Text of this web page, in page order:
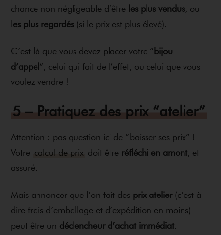
chance non négligeable d’être les plus vendus, ou
es plus regardés (si le prix est plus élevé).
C’est là que vous devez placer votre “ bijou
d’appel “, celui qui fait de l’effet, ou celui que vous
voulez vendre !
5 – Pratiquez des prix “atelier”
Attention : pas question ici de “baisser ses prix” !
Votre calcul de prix doit être réfléchi en amont, et
assuré.
Mais annoncer que l’on fait des prix atelier(c’est à
dire frais d’emballage et d’expédition en moins)
peut être un déclencheur d’achat immédiat.